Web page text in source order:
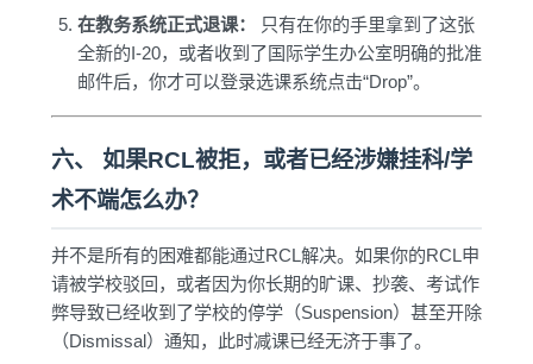
在教务系统正式退课：
只有在你的手里拿到了这张
全新的I-20，或者收到了国际学生办公室明确的批准
邮件后，你才可以登录选课系统点击“Drop”。
六、 如果RCL被拒，或者已经涉嫌挂科/学
术不端怎么办？
并不是所有的困难都能通过RCL解决。如果你的RCL申
请被学校驳回，或者因为你长期的旷课、抄袭、考试作
弊导致已经收到了学校的停学（Suspension）甚至开除
（Dismissal）通知，此时减课已经无济于事了。